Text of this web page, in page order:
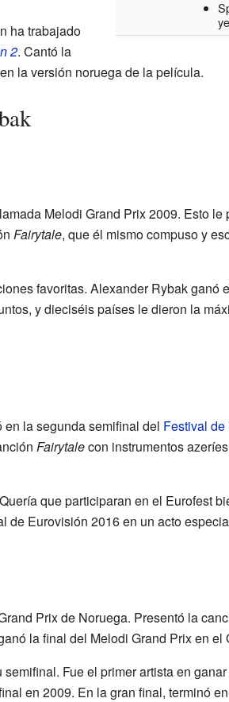
ha trabajado
2. Cantó la
la versión noruega de la película.
Melodi Grand Prix 2009. Esto le
Fairytale, que él mismo compuso y
favoritas. Alexander Rybak ganó
y dieciséis países le dieron la
la segunda semifinal del Festival
Fairytalecon instrumentos
que participaran en el Eurofest
de Eurovisión 2016 en un acto
Prix de Noruega. Presentó la
la final del Melodi Grand Prix en el
Fue el primer artista en
en 2009. En la gran final, terminó